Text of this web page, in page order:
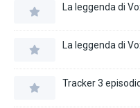
La leggenda di
La leggenda di
Tracker 3